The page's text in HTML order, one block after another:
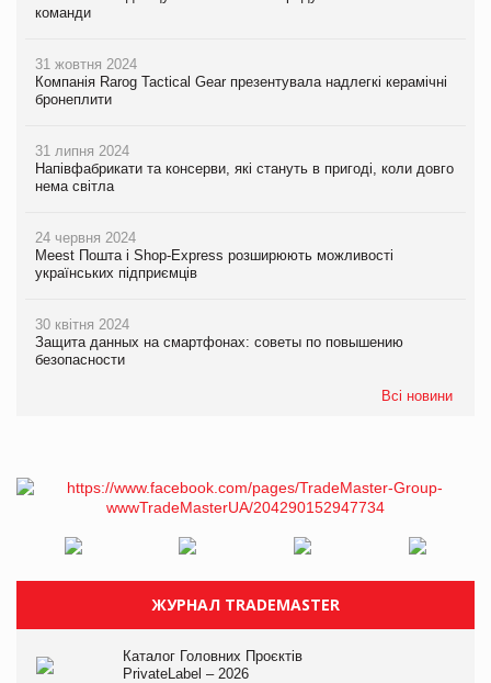
команди
31 жовтня 2024
Компанія Rarog Tactical Gear презентувала надлегкі керамічні
бронеплити
31 липня 2024
Напівфабрикати та консерви, які стануть в пригоді, коли довго
нема світла
24 червня 2024
Meest Пошта і Shop-Express розширюють можливості
українських підприємців
30 квітня 2024
Защита данных на смартфонах: советы по повышению
безопасности
Всі новини
ЖУРНАЛ TRADEMASTER
Каталог Головних Проєктів
PrivateLabel – 2026